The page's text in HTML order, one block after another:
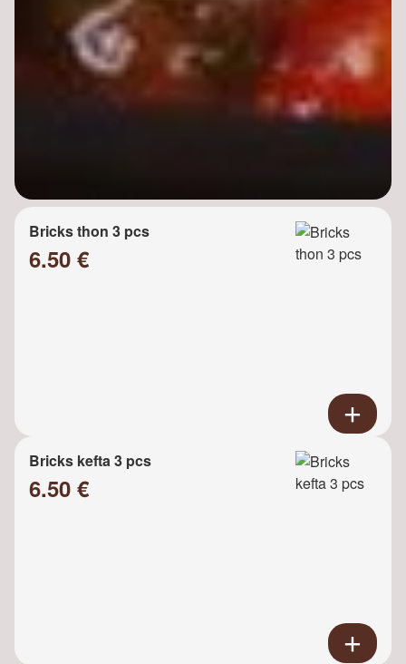
Bricks thon 3 pcs
6.50 €
Bricks kefta 3 pcs
6.50 €